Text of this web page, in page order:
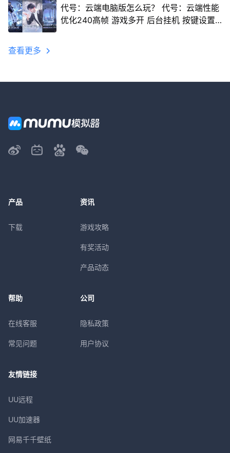
代号：云端电脑版怎么玩？ 代号：云端性能
优化240高帧 游戏多开 后台挂机 按键设置
查看更多
产品
下载
资讯
游戏攻略
有奖活动
产品动态
帮助
在线客服
常见问题
公司
隐私政策
用户协议
友情链接
UU远程
UU加速器
网易千千壁纸